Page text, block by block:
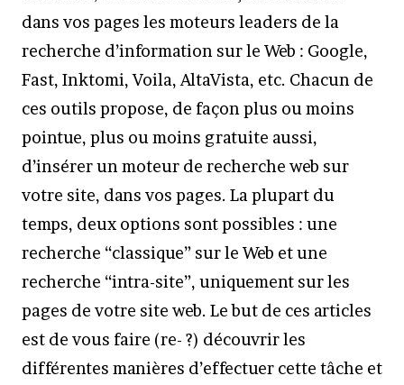
dans vos pages les moteurs leaders de la
recherche d’information sur le Web : Google,
Fast, Inktomi, Voila, AltaVista, etc. Chacun de
ces outils propose, de façon plus ou moins
pointue, plus ou moins gratuite aussi,
d’insérer un moteur de recherche web sur
votre site, dans vos pages. La plupart du
temps, deux options sont possibles : une
recherche “classique” sur le Web et une
recherche “intra-site”, uniquement sur les
pages de votre site web. Le but de ces articles
est de vous faire (re- ?) découvrir les
différentes manières d’effectuer cette tâche et